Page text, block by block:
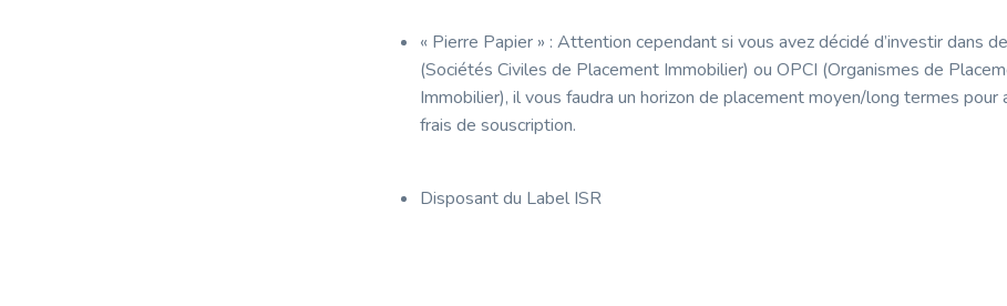
« Pierre Papier » : Attention cependant si vous avez décidé d’investir dans
(Sociétés Civiles de Placement Immobilier) ou OPCI (Organismes de
Immobilier), il vous faudra un horizon de placement moyen/long termes pour
frais de souscription.
Disposant du Label ISR